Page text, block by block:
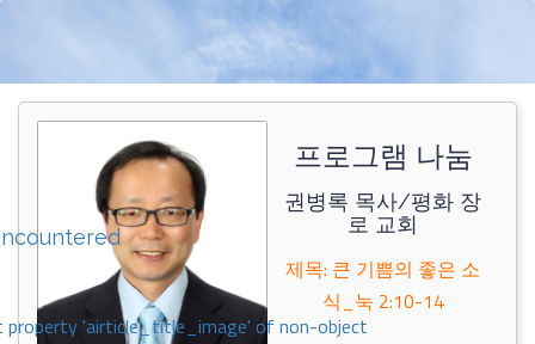
property 'airticle_title_image' of non-object
프로그램 나눔
권병록 목사/평화 장
로 교회
제목: 큰 기쁨의 좋은 소
식_눅 2:10-14